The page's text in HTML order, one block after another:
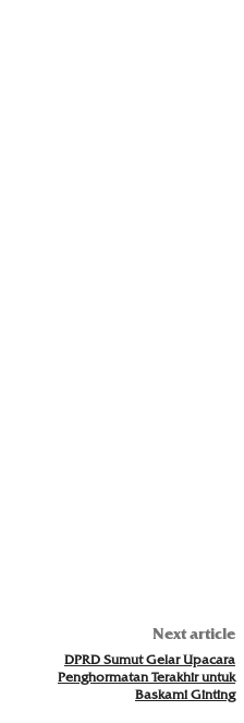
Next article
DPRD Sumut Gelar Upacara
Penghormatan Terakhir untuk
Baskami Ginting